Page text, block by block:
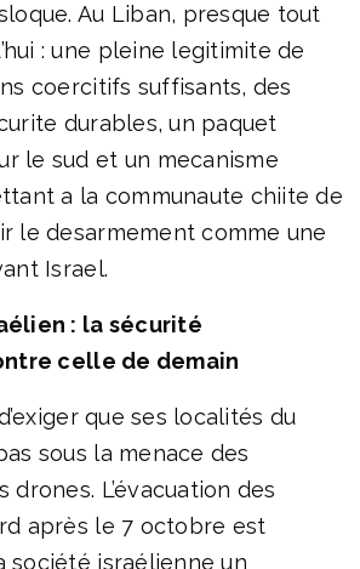
Au Liban, presque tout
: une pleine legitimite de
coercitifs suffisants, des
durables, un paquet
le sud et un mecanisme
a la communaute chiite de
le desarmement comme une
Israel.
: la sécurité
celle de demain
que ses localités du
sous la menace des
L’évacuation des
après le 7 octobre est
société israélienne un